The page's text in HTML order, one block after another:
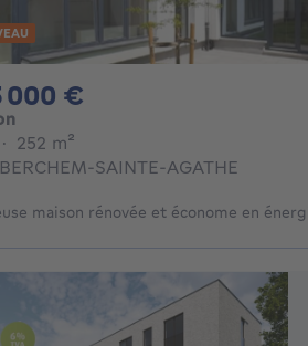
000 €
3 chambres
· 252 m²
SAINTE-AGATHE
maison rénovée et économe en